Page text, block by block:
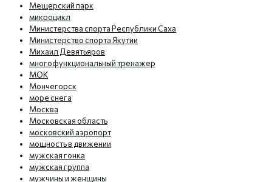
Мещерский парк
микроцикл
Министерства спорта Республики Саха
Министерство спорта Якутии
Михаил Девятьяров
многофункциональный тренажер
МОК
Мончегорск
море снега
Москва
Московская область
московский аэропорт
мощность в движении
мужская гонка
мужская группа
мужчины и женщины